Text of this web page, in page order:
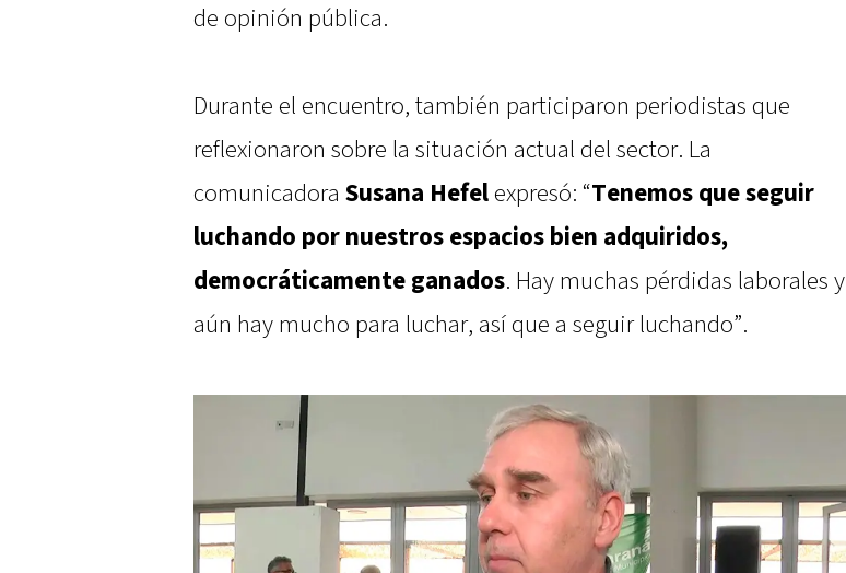
de opinión pública.
Durante el encuentro, también participaron periodistas que
reflexionaron sobre la situación actual del sector. La
comunicadora Susana Hefelexpresó: “Tenemos que seguir
luchando por nuestros espacios bien adquiridos,
democráticamente ganados. Hay muchas pérdidas laborales y
aún hay mucho para luchar, así que a seguir luchando”.